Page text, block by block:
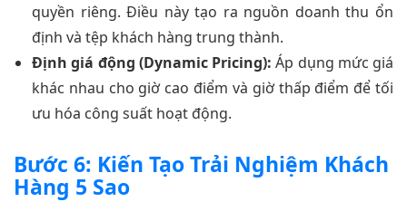
quyền riêng. Điều này tạo ra nguồn doanh thu ổn
định và tệp khách hàng trung thành.
Định giá động (Dynamic Pricing): Áp dụng mức giá
khác nhau cho giờ cao điểm và giờ thấp điểm để tối
ưu hóa công suất hoạt động.
Bước 6: Kiến Tạo Trải Nghiệm Khách
Hàng 5 Sao